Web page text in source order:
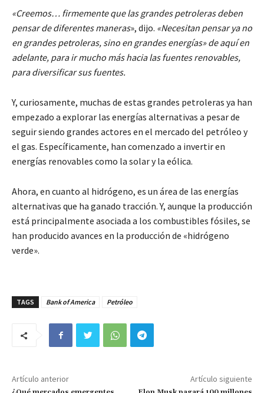
«Creemos… firmemente que las grandes petroleras deben
pensar de diferentes maneras», dijo. «Necesitan pensar ya no
en grandes petroleras, sino en grandes energías» de aquí en
adelante, para ir mucho más hacia las fuentes renovables,
para diversificar sus fuentes.
Y, curiosamente, muchas de estas grandes petroleras ya han
empezado a explorar las energías alternativas a pesar de
seguir siendo grandes actores en el mercado del petróleo y
el gas. Específicamente, han comenzado a invertir en
energías renovables como la solar y la eólica.
Ahora, en cuanto al hidrógeno, es un área de las energías
alternativas que ha ganado tracción. Y, aunque la producción
está principalmente asociada a los combustibles fósiles, se
han producido avances en la producción de «hidrógeno
verde».
TAGS Bank of America Petróleo
Artículo anterior Artículo siguiente